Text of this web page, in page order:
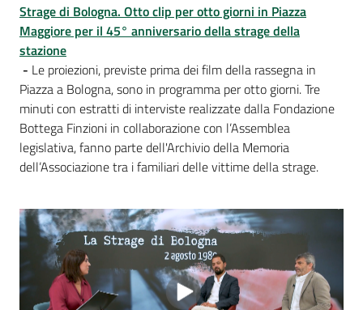
Strage di Bologna. Otto clip per otto giorni in Piazza
Maggiore per il 45° anniversario della strage della
stazione
- Le proiezioni, previste prima dei film della rassegna in
Piazza a Bologna, sono in programma per otto giorni. Tre
minuti con estratti di interviste realizzate dalla Fondazione
Bottega Finzioni in collaborazione con l’Assemblea
legislativa, fanno parte dell'Archivio della Memoria
dell’Associazione tra i familiari delle vittime della strage.